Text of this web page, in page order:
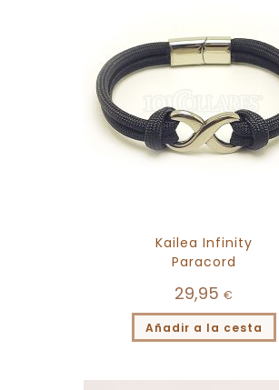
Kailea Infinity
Paracord
29,95 €
Añadir a la cesta